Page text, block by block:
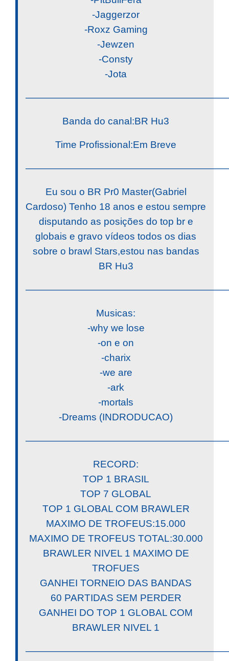
-Jaggerzor
-Roxz Gaming
-Jewzen
-Consty
-Jota
Banda do canal:BR Hu3
Time Profissional:Em Breve
Eu sou o BR Pr0 Master(Gabriel
Cardoso) Tenho 18 anos e estou sempre
disputando as posições do top br e
globais e gravo vídeos todos os dias
sobre o brawl Stars,estou nas bandas
BR Hu3
Musicas:
-why we lose
-on e on
-charix
-we are
-ark
-mortals
-Dreams (INDRODUCAO)
RECORD:
TOP 1 BRASIL
TOP 7 GLOBAL
TOP 1 GLOBAL COM BRAWLER
MAXIMO DE TROFEUS:15.000
MAXIMO DE TROFEUS TOTAL:30.000
BRAWLER NIVEL 1 MAXIMO DE
TROFUES
GANHEI TORNEIO DAS BANDAS
60 PARTIDAS SEM PERDER
GANHEI DO TOP 1 GLOBAL COM
BRAWLER NIVEL 1